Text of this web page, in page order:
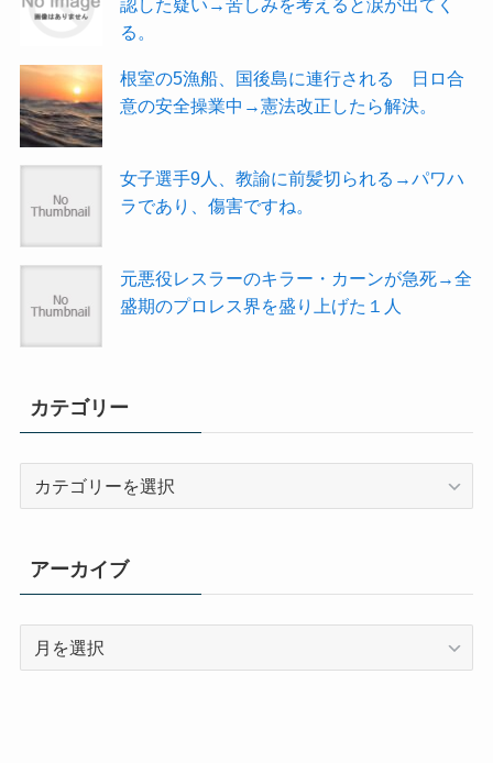
認した疑い→苦しみを考えると涙が出てく
る。
根室の5漁船、国後島に連行される 日ロ合
意の安全操業中→憲法改正したら解決。
女子選手9人、教諭に前髪切られる→パワハ
ラであり、傷害ですね。
元悪役レスラーのキラー・カーンが急死→全
盛期のプロレス界を盛り上げた１人
カテゴリー
リ
ー
アーカイブ